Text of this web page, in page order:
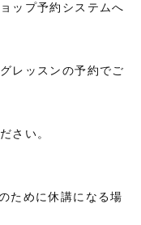
ップ予約システムへ
レッスンの予約でご
さい。
ために休講になる場